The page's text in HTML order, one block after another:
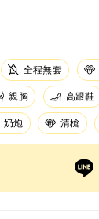
全程無套
親胸 高跟鞋
奶炮 清槍